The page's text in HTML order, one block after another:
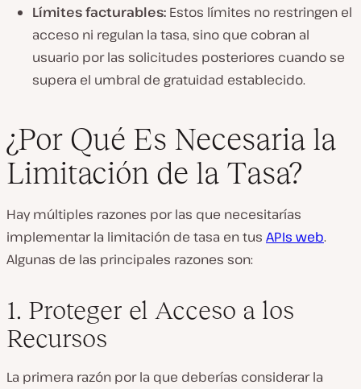
Límites facturables: Estos límites no restringen el
acceso ni regulan la tasa, sino que cobran al
usuario por las solicitudes posteriores cuando se
supera el umbral de gratuidad establecido.
¿Por Qué Es Necesaria la
Limitación de la Tasa?
Hay múltiples razones por las que necesitarías
implementar la limitación de tasa en tus APIs web.
Algunas de las principales razones son:
1. Proteger el Acceso a los
Recursos
La primera razón por la que deberías considerar la